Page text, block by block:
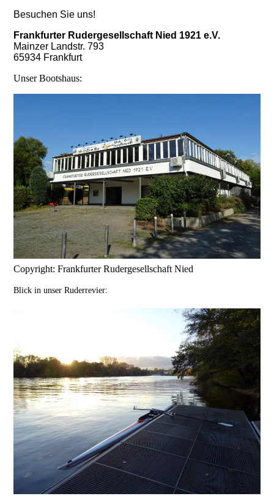
Besuchen Sie uns!
Frankfurter Rudergesellschaft Nied 1921 e.V.
Mainzer Landstr. 793
65934 Frankfurt
Unser Bootshaus:
Copyright: Frankfurter Rudergesellschaft Nied
Blick in unser Ruderrevier: